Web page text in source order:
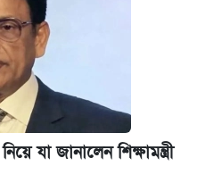
দিল সরকার
দাম (৫ আগস্ট)
জানা গেল যা
যা জানালেন শিক্ষামন্ত্রী